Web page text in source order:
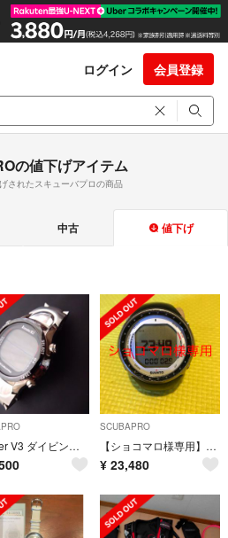
ログイン 会員登録
の値下げアイテム
されたスキューバプロの商品
中古 値下げ
Xtender V3 ダイビングコンピューター
SCUBAPRO
【ショコマロ様専用】SUUNTO スント ダイブコンピューター D9
¥ 23,480